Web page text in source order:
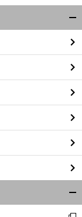
閉
る